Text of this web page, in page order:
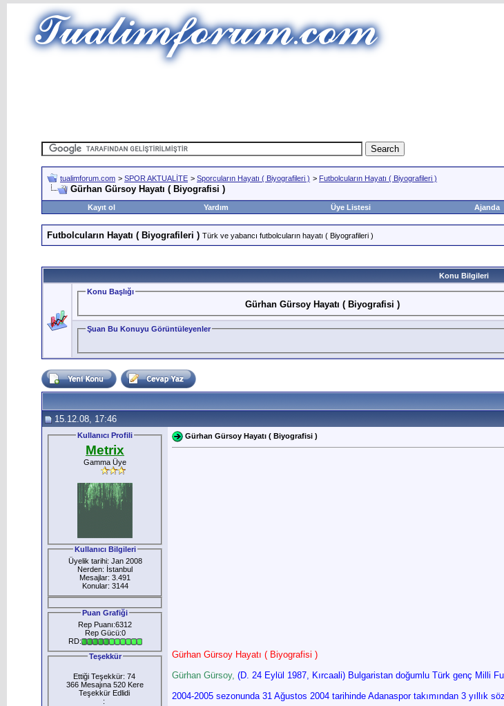
tualimforum.com > SPOR AKTUALİTE > Sporcuların Hayatı ( Biyografileri ) > Futbolcuların Hayatı ( Biyografileri )
Gürhan Gürsoy Hayatı ( Biyografisi )
Kayıt ol
Yardım Üye Listesi Ajanda
Futbolcuların Hayatı ( Biyografileri ) Türk ve yabancı futbolcuların hayatı ( Biyografileri )
Konu Bilgileri
Konu Başlığı
Gürhan Gürsoy Hayatı ( Biyografisi )
Şuan Bu Konuyu Görüntüleyenler
15.12.08, 17:46
Kullanıcı Profili
Metrix
Gamma Üye
Kullanıcı Bilgileri
Üyelik tarihi: Jan 2008
Nerden: İstanbul
Mesajlar: 3.491
Konular: 3144
Puan Grafiği
Rep Puanı:6312
Rep Gücü:0
RD:
Teşekkür
Ettiği Teşekkür: 74
366 Mesajına 520 Kere
Teşekkür Edlidi
:
Gürhan Gürsoy Hayatı ( Biyografisi )
Gürhan Gürsoy Hayatı ( Biyografisi )
Gürhan Gürsoy, (D. 24 Eylül 1987, Kırcaali) Bulgaristan doğumlu Türk genç Milli
2004-2005 sezonunda 31 Ağustos 2004 tarihinde Adanaspor takımından 3 yıllık